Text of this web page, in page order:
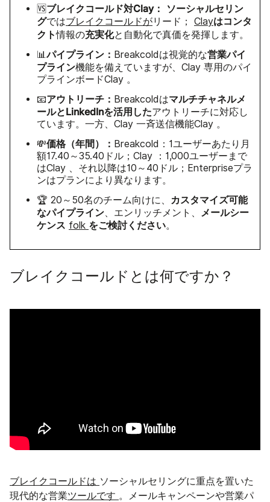
🆚ブレイクコールド対Clay：
ソーシャルセリン
グではブレイクコールドがリード； Clayはコンタ
クト情報の充実化と自動化で真価を発揮します。
📊パイプライン： Breakcoldは視覚的な営業パイ
プライン機能を備えていますが、Clay 専用のパイ
プラインボードClay 。
📧アウトリーチ： Breakcoldはマルチチャネルメ
ールとLinkedInを活用したアウトリーチに対応し
ています。一方、Clay 一斉送信機能Clay 。
💸価格（年間）： Breakcold：1ユーザーあたり月
額17.40～35.40ドル；Clay ：1,000ユーザーまで
はClay 、それ以降は10～40ドル；Enterpriseプラ
ンはプランにより異なります。
🏆 20～50名のチーム向けに、
カスタマイズ可能
なパイプライン 、エンリッチメント、
メールシー
ケンス folk をご検討ください。
ブレイクコールドとは何ですか？
ブレイクコールドは ソーシャルセリングに重点を置いた
現代的な営業ツールです 。メールキャンペーンや営業パ